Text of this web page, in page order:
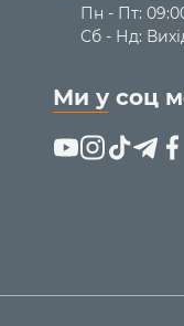
Пн - Пт:
Сб - Нд:
Ми у соц